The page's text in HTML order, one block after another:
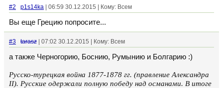
#2 p1s14ka | 06:59 30.12.2015 | Кому: Всем
Вы еще Грецию попросите...
#3 tarasz | 07:02 30.12.2015 | Кому: Всем
а также Черногорию, Боснию, Румынию и Болгарию :)
Русско-турецкая война 1877-1878 гг. (правление Александра
II). Русские одержали полную победу над османами. В итоге